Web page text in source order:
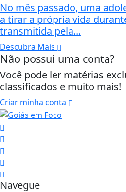
No mês passado, uma
a tirar a própria vida
transmitida pela...
Descubra Mais
Não possui uma conta?
Você pode ler matérias
classificados e muito mais!
Criar minha conta
Navegue